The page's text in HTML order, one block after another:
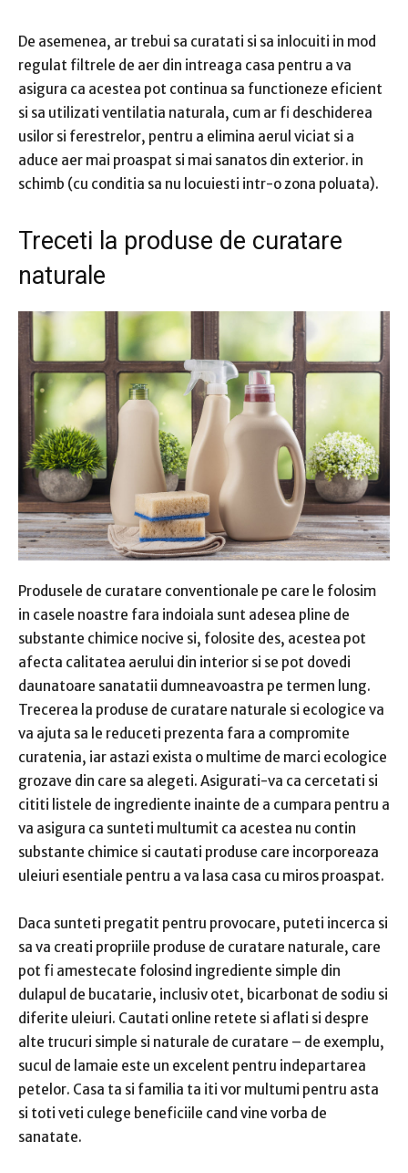
De asemenea, ar trebui sa curatati si sa inlocuiti in mod
regulat filtrele de aer din intreaga casa pentru a va
asigura ca acestea pot continua sa functioneze eficient
si sa utilizati ventilatia naturala, cum ar fi deschiderea
usilor si ferestrelor, pentru a elimina aerul viciat si a
aduce aer mai proaspat si mai sanatos din exterior. in
schimb (cu conditia sa nu locuiesti intr-o zona poluata).
Treceti la produse de curatare
naturale
Produsele de curatare conventionale pe care le folosim
in casele noastre fara indoiala sunt adesea pline de
substante chimice nocive si, folosite des, acestea pot
afecta calitatea aerului din interior si se pot dovedi
daunatoare sanatatii dumneavoastra pe termen lung.
Trecerea la produse de curatare naturale si ecologice va
va ajuta sa le reduceti prezenta fara a compromite
curatenia, iar astazi exista o multime de marci ecologice
grozave din care sa alegeti. Asigurati-va ca cercetati si
cititi listele de ingrediente inainte de a cumpara pentru a
va asigura ca sunteti multumit ca acestea nu contin
substante chimice si cautati produse care incorporeaza
uleiuri esentiale pentru a va lasa casa cu miros proaspat.
Daca sunteti pregatit pentru provocare, puteti incerca si
sa va creati propriile produse de curatare naturale, care
pot fi amestecate folosind ingrediente simple din
dulapul de bucatarie, inclusiv otet, bicarbonat de sodiu si
diferite uleiuri. Cautati online retete si aflati si despre
alte trucuri simple si naturale de curatare – de exemplu,
sucul de lamaie este un excelent pentru indepartarea
petelor. Casa ta si familia ta iti vor multumi pentru asta
si toti veti culege beneficiile cand vine vorba de
sanatate.